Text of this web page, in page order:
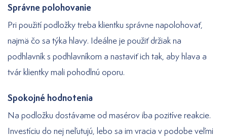
Správne polohovanie
Pri použití podložky treba klientku správne napolohovať,
najmä čo sa týka hlavy. Ideálne je použiť držiak na
podhlavník s podhlavníkom a nastaviť ich tak, aby hlava a
tvár klientky mali pohodlnú oporu.
Spokojné hodnotenia
Na podložku dostávame od masérov iba pozitíve reakcie.
Investíciu do nej neľutujú, lebo sa im vracia v podobe veľmi